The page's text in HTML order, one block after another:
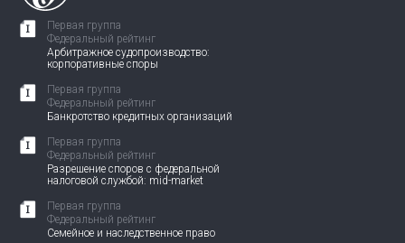
Первая группа
Федеральный рейтинг
Арбитражное судопроизводство:
корпоративные споры
Первая группа
Федеральный рейтинг
Банкротство кредитных организаций
Первая группа
Федеральный рейтинг
Разрешение споров с федеральной
налоговой службой: mid-market
Первая группа
Федеральный рейтинг
Семейное и наследственное право